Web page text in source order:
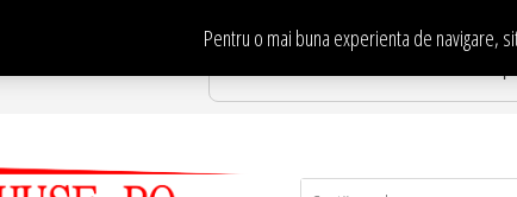
Pentru o mai buna experienta de navigare,
Te asteptam in